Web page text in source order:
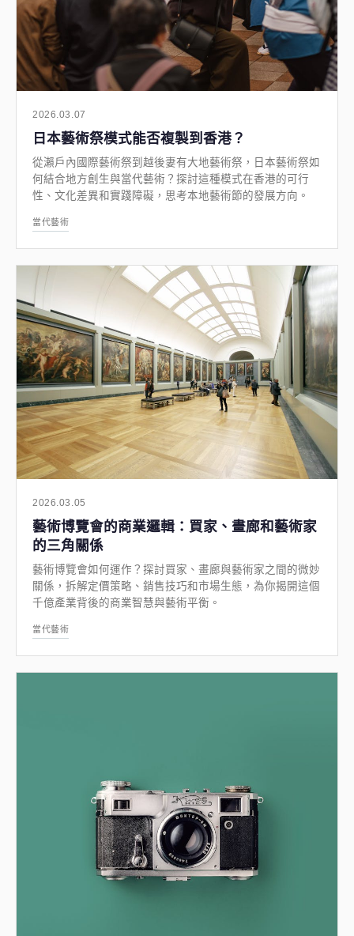
2026.03.07
日本藝術祭模式能否複製到香港？
從瀨戶內國際藝術祭到越後妻有大地藝術祭，日本藝術祭如
何結合地方創生與當代藝術？探討這種模式在香港的可行
性、文化差異和實踐障礙，思考本地藝術節的發展方向。
當代藝術
2026.03.05
藝術博覽會的商業邏輯：買家、畫廊和藝術家
的三角關係
藝術博覽會如何運作？探討買家、畫廊與藝術家之間的微妙
關係，拆解定價策略、銷售技巧和市場生態，為你揭開這個
千億產業背後的商業智慧與藝術平衡。
當代藝術